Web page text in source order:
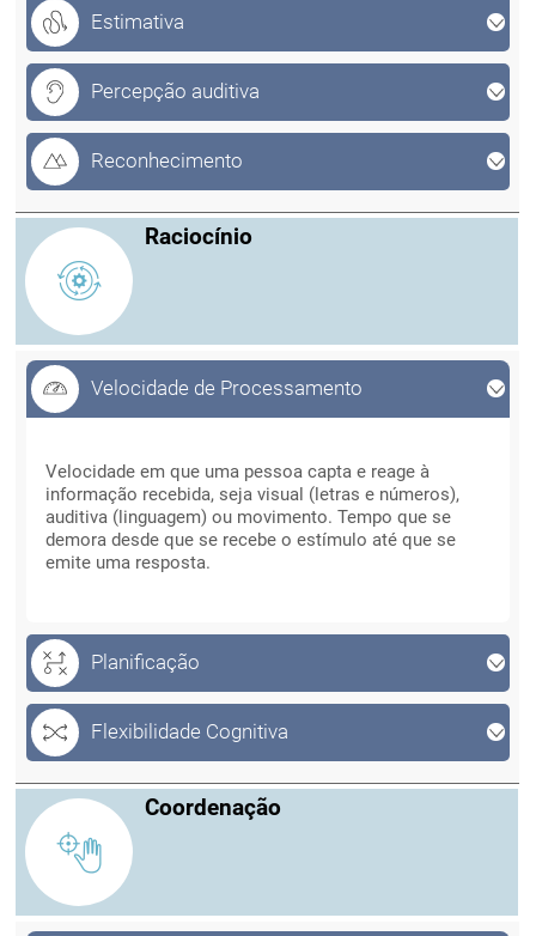
Estimativa
Percepção auditiva
Reconhecimento
Velocidade de Processamento
Velocidade de Processamento
Velocidade em que uma pessoa capta e reage à
informação recebida, seja visual (letras e números),
auditiva (linguagem) ou movimento. Tempo que se
demora desde que se recebe o estímulo até que se
Planificação
Flexibilidade Cognitiva